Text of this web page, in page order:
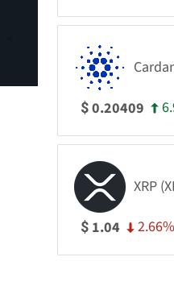
$0.20409
XRP
$ 1.04 2.66%